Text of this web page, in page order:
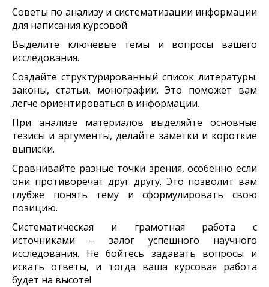
Советы по анализу и систематизации информации
для написания курсовой.
Выделите ключевые темы и вопросы вашего
исследования.
Создайте структурированный список литературы:
законы, статьи, монографии. Это поможет вам
легче ориентироваться в информации.
При анализе материалов выделяйте основные
тезисы и аргументы, делайте заметки и короткие
выписки.
Сравнивайте разные точки зрения, особенно если
они противоречат друг другу. Это позволит вам
глубже понять тему и сформулировать свою
позицию.
Систематическая и грамотная работа с
источниками – залог успешного научного
исследования. Не бойтесь задавать вопросы и
искать ответы, и тогда ваша курсовая работа
будет на высоте!